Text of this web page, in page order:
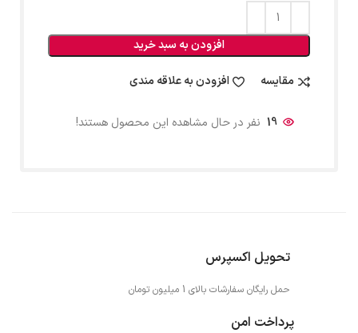
افزودن به سبد خرید
مقایسه افزودن به علاقه مندی
19 نفر در حال مشاهده این محصول هستند!
تحویل اکسپرس
حمل رایگان سفارشات بالای 1 میلیون تومان
پرداخت امن